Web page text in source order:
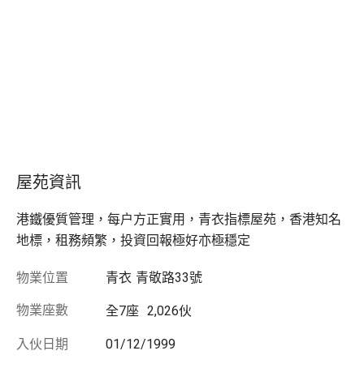
屋苑資訊
港鐵優質管理，每户方正實用，青衣指標屋苑，香港知名
地標，租務頻繁，投資回報極好亦極穩定
物業位置 青衣 青敬路33號
物業座數 全7座 2,026伙
入伙日期 01/12/1999